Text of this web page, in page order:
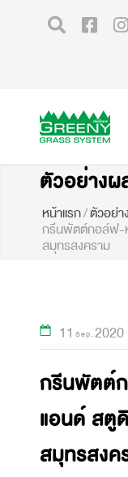
ตัวอย่างผ
หน้าแรก/ตัวอย่า
กรีนพัตต์กอล์ฟ-
สมุทรสงคราม
11 Sep 2020
กรีนพัตต์
แอนด์ สตู
สมุทรสงค